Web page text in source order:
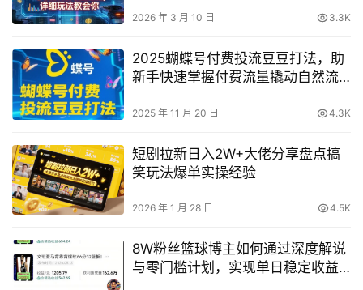
2026 年 3 月 10 日 3.3K
2025蝴蝶号付费投流豆豆打法，助
新手快速掌握付费流量撬动自然流
2025 年 11 月 20 日 4.3K
短剧拉新日入2W+大佬分享盘点搞
笑玩法爆单实操经验
2026 年 1 月 28 日 4.5K
8W粉丝篮球博主如何通过深度解说
与零门槛计划，实现单日稳定收益